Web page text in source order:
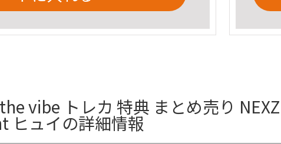
vibe トレカ 特典 まとめ売り
ヒュイの詳細情報